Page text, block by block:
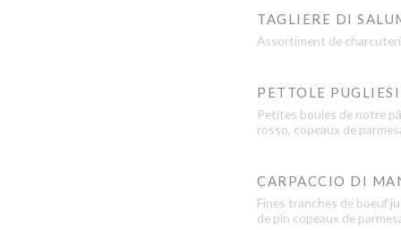
TAGLIERE DI
Assortiment de
PETTOLE PUGLIESI
Petites boules de notre
rosso, copeaux de
CARPACCIO DI
Fines tranches de boeuf
de pin copeaux de